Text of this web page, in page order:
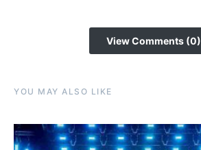
View Comments (0)
YOU MAY ALSO LIKE